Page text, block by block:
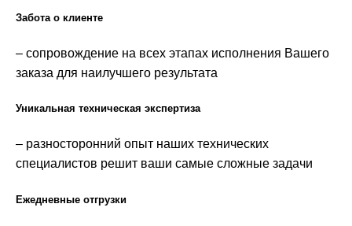
Забота о клиенте
– сопровождение на всех этапах исполнения Вашего
заказа для наилучшего результата
Уникальная техническая экспертиза
– разносторонний опыт наших технических
специалистов решит ваши самые сложные задачи
Ежедневные отгрузки